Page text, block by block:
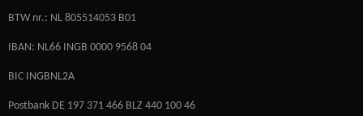
BTW nr.: NL 805514053 B01
IBAN: NL66 INGB 0000 9568 04
BIC INGBNL2A
Postbank DE 197 371 466 BLZ 440 100 46